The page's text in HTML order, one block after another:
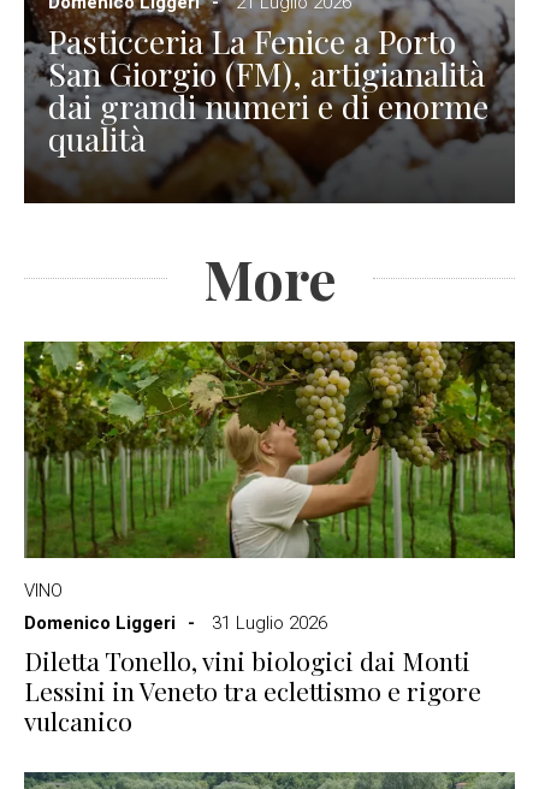
Pasticceria La Fenice a Porto
San Giorgio (FM), artigianalità
dai grandi numeri e di enorme
qualità
More
VINO
Domenico Liggeri
31 Luglio 2026
Diletta Tonello, vini biologici dai Monti
Lessini in Veneto tra eclettismo e rigore
vulcanico